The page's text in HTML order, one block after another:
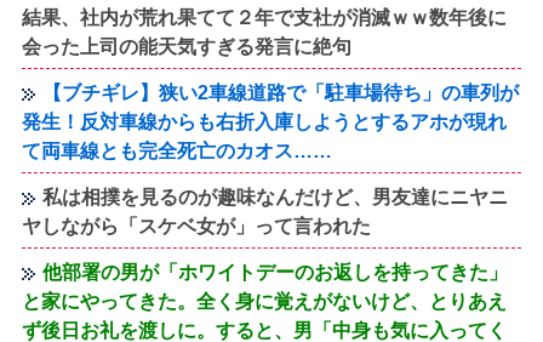
結果、社内が荒れ果てて２年で支社が消滅ｗｗ数年後に
会った上司の能天気すぎる発言に絶句
【ブチギレ】狭い2車線道路で「駐車場待ち」の車列が
発生！反対車線からも右折入庫しようとするアホが現れ
て両車線とも完全死亡のカオス……
私は相撲を見るのが趣味なんだけど、男友達にニヤニ
ヤしながら「スケベ女が」って言われた
他部署の男が「ホワイトデーのお返しを持ってきた」
と家にやってきた。全く身に覚えがないけど、とりあえ
ず後日お礼を渡しに。すると、男「中身も気に入ってく